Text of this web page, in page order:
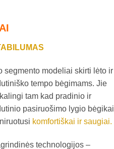
segmento modeliai skirti lėto ir
tempo bėgimams. Jie
tam kad pradinio ir
pasiruošimo lygio bėgikai
komfortiškai ir saugiai.
technologijos –